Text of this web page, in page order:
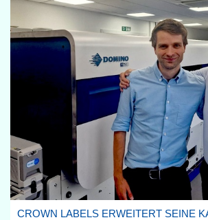
CROWN LABELS ERWEITERT SEINE